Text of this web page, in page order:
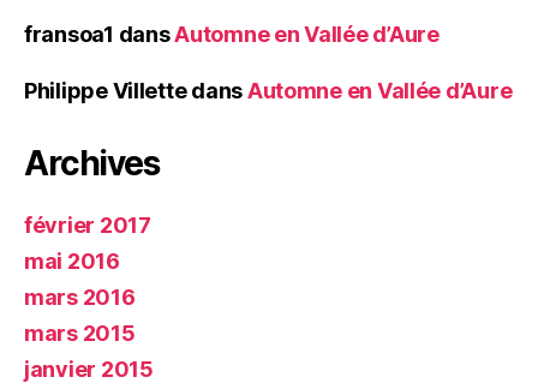
fransoa1 dansAutomne en Vallée d’Aure
Philippe VillettedansAutomne en Vallée d’Aure
Archives
février 2017
mai 2016
mars 2016
mars 2015
janvier 2015